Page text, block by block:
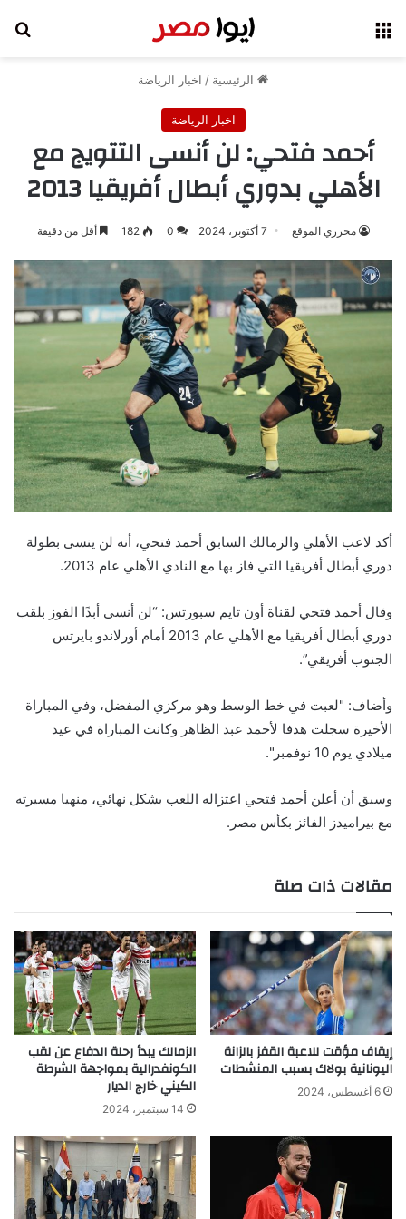
الرئيسية / اخبار الرياضة
اخبار الرياضة
أحمد فتحي: لن أنسى التتويج مع
الأهلي بدوري أبطال أفريقيا 2013
محرري الموقع 7 أكتوبر، 2024 0
182 أقل من دقيقة
أكد لاعب الأهلي والزمالك السابق أحمد فتحي، أنه لن ينسى بطولة
دوري أبطال أفريقيا التي فاز بها مع النادي الأهلي عام 2013.
وقال أحمد فتحي لقناة أون تايم سبورتس: “لن أنسى أبدًا الفوز بلقب
دوري أبطال أفريقيا مع الأهلي عام 2013 أمام أورلاندو بايرتس
الجنوب أفريقي”.
وأضاف: "لعبت في خط الوسط وهو مركزي المفضل، وفي المباراة
الأخيرة سجلت هدفا لأحمد عبد الظاهر وكانت المباراة في عيد
ميلادي يوم 10 نوفمبر".
وسبق أن أعلن أحمد فتحي اعتزاله اللعب بشكل نهائي، منهيا مسيرته
مع بيراميدز الفائز بكأس مصر.
مقالات ذات صلة
إيقاف مؤقت للاعبة القفز بالزانة
اليونانية بولاك بسبب المنشطات
6 أغسطس، 2024
الزمالك يبدأ رحلة الدفاع عن لقب
الكونفدرالية بمواجهة الشرطة
الكيني خارج الديار
14 سبتمبر، 2024